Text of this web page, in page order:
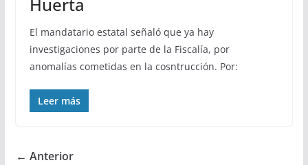
Huerta
El mandatario estatal señaló que ya hay
investigaciones por parte de la Fiscalía, por
anomalías cometidas en la cosntrucción. Por:
Leer más
← Anterior